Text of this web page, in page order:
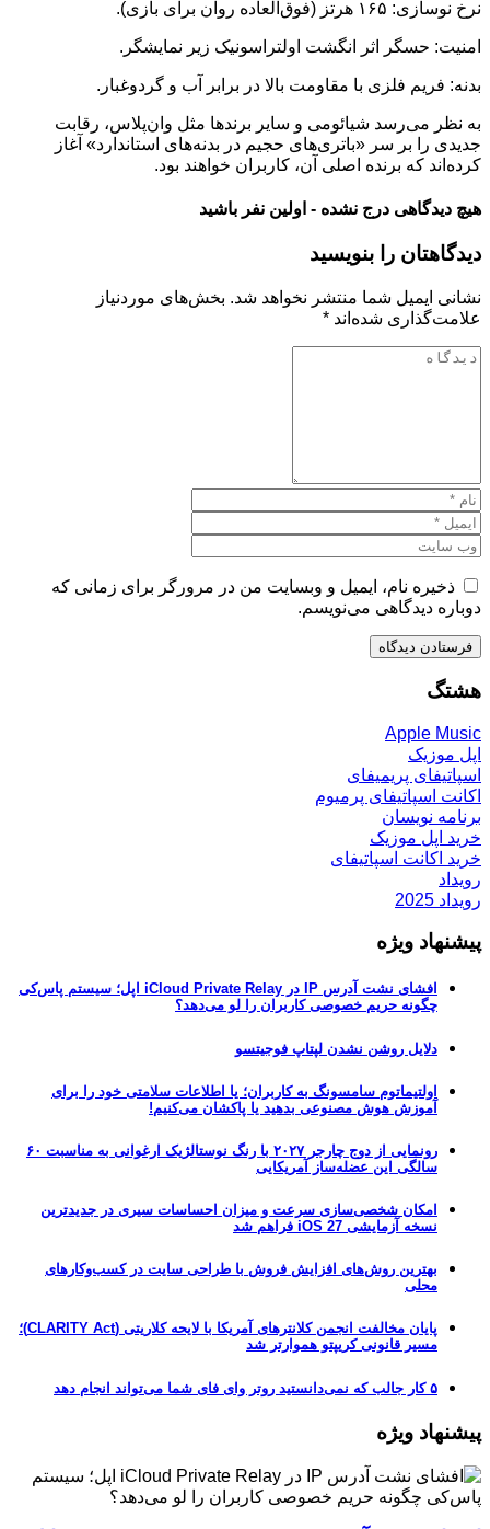
نرخ نوسازی: ۱۶۵ هرتز (فوق‌العاده روان برای بازی).
امنیت: حسگر اثر انگشت اولتراسونیک زیر نمایشگر.
بدنه: فریم فلزی با مقاومت بالا در برابر آب و گردوغبار.
به نظر می‌رسد شیائومی و سایر برندها مثل وان‌پلاس، رقابت
جدیدی را بر سر «باتری‌های حجیم در بدنه‌های استاندارد» آغاز
کرده‌اند که برنده اصلی آن، کاربران خواهند بود.
هیچ دیدگاهی درج نشده - اولین نفر باشید
دیدگاهتان را بنویسید
نشانی ایمیل شما منتشر نخواهد شد. بخش‌های موردنیاز
علامت‌گذاری شده‌اند *
ذخیره نام، ایمیل و وبسایت من در مرورگر برای زمانی که
دوباره دیدگاهی می‌نویسم.
هشتگ
Apple Music
اپل موزیک
اسپاتیفای پریمیفای
اکانت اسپاتیفای پرمیوم
برنامه نویسان
خرید اپل موزیک
خرید اکانت اسپاتیفای
رویداد
رویداد 2025
پیشنهاد ویژه
افشای نشت آدرس IP در iCloud Private Relay اپل؛ سیستم پاس‌کی
چگونه حریم خصوصی کاربران را لو می‌دهد؟
دلایل روشن نشدن لپتاپ فوجیتسو
اولتیماتوم سامسونگ به کاربران؛ یا اطلاعات سلامتی خود را برای
آموزش هوش مصنوعی بدهید یا پاکشان می‌کنیم!
رونمایی از دوج چارجر ۲۰۲۷ با رنگ نوستالژیک ارغوانی به مناسبت ۶۰
سالگی این عضله‌ساز آمریکایی
امکان شخصی‌سازی سرعت و میزان احساسات سیری در جدیدترین
نسخه آزمایشی iOS 27 فراهم شد
بهترین روش‌های افزایش فروش با طراحی سایت در کسب‌وکارهای
محلی
پایان مخالفت انجمن کلانترهای آمریکا با لایحه کلاریتی (CLARITY Act)؛
مسیر قانونی کریپتو هموارتر شد
۵ کار جالب که نمی‌دانستید روتر وای فای شما می‌تواند انجام دهد
پیشنهاد ویژه